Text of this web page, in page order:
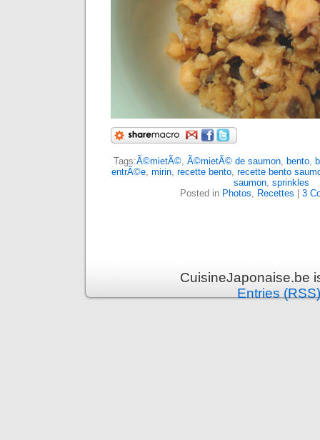
Tags:Ã©mietÃ©, Ã©mietÃ© de saumon, bento,
entrÃ©e, mirin, recette bento, recette bento
saumon, sprinkles
Posted in Photos, Recettes 3
CuisineJaponaise.be
Entries (RSS)